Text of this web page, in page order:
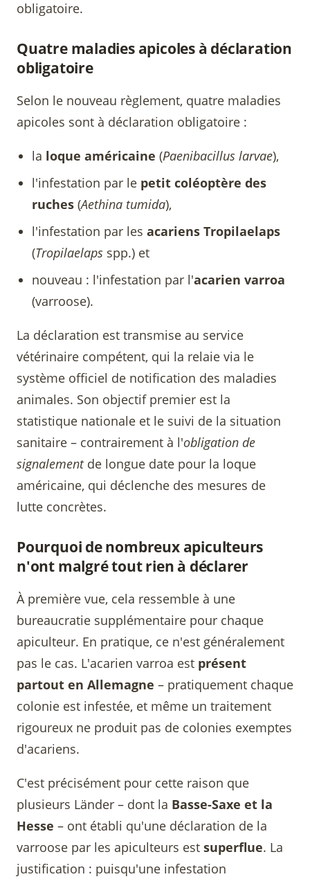
obligatoire.
Quatre maladies apicoles à déclaration
obligatoire
Selon le nouveau règlement, quatre maladies
apicoles sont à déclaration obligatoire :
la loque américaine (Paenibacillus larvae),
l'infestation par le petit coléoptère des
ruches (Aethina tumida),
l'infestation par les acariens Tropilaelaps
(Tropilaelaps spp.) et
nouveau : l'infestation par l'acarien varroa
(varroose).
La déclaration est transmise au service
vétérinaire compétent, qui la relaie via le
système officiel de notification des maladies
animales. Son objectif premier est la
statistique nationale et le suivi de la situation
sanitaire – contrairement à l'obligation de
signalementde longue date pour la loque
américaine, qui déclenche des mesures de
lutte concrètes.
Pourquoi de nombreux apiculteurs
n'ont malgré tout rien à déclarer
À première vue, cela ressemble à une
bureaucratie supplémentaire pour chaque
apiculteur. En pratique, ce n'est généralement
pas le cas. L'acarien varroa est présent
partout en Allemagne – pratiquement chaque
colonie est infestée, et même un traitement
rigoureux ne produit pas de colonies exemptes
d'acariens.
C'est précisément pour cette raison que
plusieurs Länder – dont la Basse-Saxe et la
Hesse – ont établi qu'une déclaration de la
varroose par les apiculteurs est superflue. La
justification : puisqu'une infestation